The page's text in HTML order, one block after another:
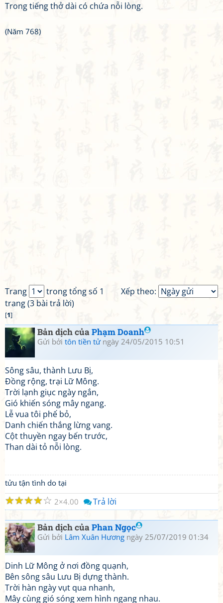
Trong tiếng thở dài có chứa nỗi lòng.
(Năm 768)
Xếp theo:
Trang
trong tổng số 1
trang (3 bài trả lời)
[1]
Bản dịch củaPhạm Doanh
Gửi bởi tôn tiền tửngày 24/05/2015 10:51
Sông sâu, thành Lưu Bị,
Đồng rộng, trại Lữ Mông.
Trời lạnh giục ngày ngắn,
Gió khiến sóng mây ngang.
Lễ vua tôi phế bỏ,
Danh chiến thắng lừng vang.
Cột thuyền ngay bến trước,
Than dài tỏ nỗi lòng.
tửu tận tình do tại
☆
☆
☆
☆
☆ 2 4.00 Trả lời
Bản dịch củaPhan Ngọc
Gửi bởi Lâm Xuân Hương ngày 25/07/2019 01:34
Dinh Lữ Mông ở nơi đồng quạnh,
Bên sông sâu Lưu Bị dựng thành.
Trời hàn ngày vụt qua nhanh,
Mây cùng gió sóng xem hình ngang nhau.